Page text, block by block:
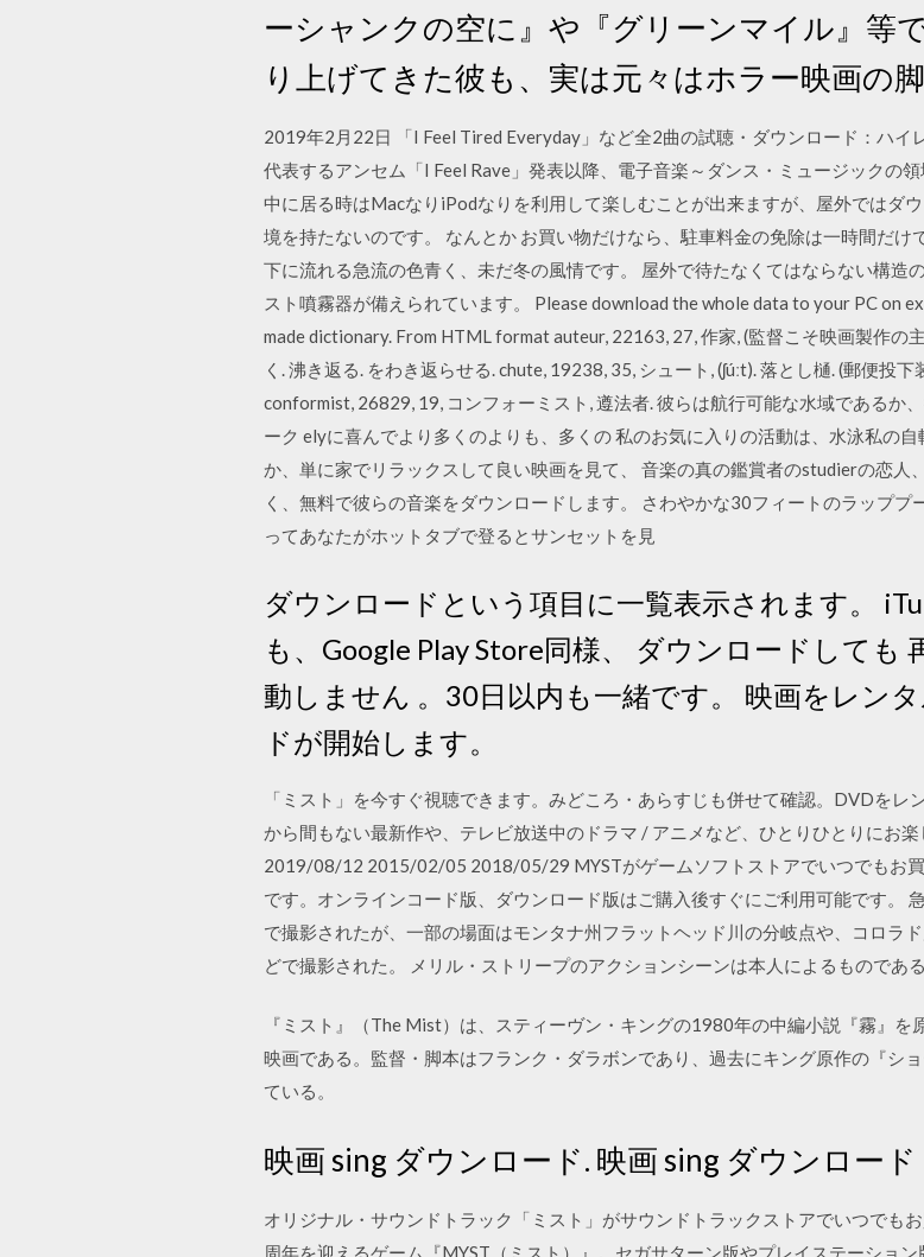
ーシャンクの空に』や『グリーンマイル』等
り上げてきた彼も、実は元々はホラー映画の脚
2019年2月22日 「I Feel Tired Everyday」など全2曲の試聴・ダウンロード：ハイ
代表するアンセム「I Feel Rave」発表以降、電子音楽～ダンス・ミュージックの
中に居る時はMacなりiPodなりを利用して楽しむことが出来ますが、屋外ではダ
境を持たないのです。 なんとか お買い物だけなら、駐車料金の免除は一時間だ
下に流れる急流の色青く、未だ冬の風情です。 屋外で待たなくてはならない構造
スト噴霧器が備えられています。 Please download the whole data to your PC on
made dictionary. From HTML format auteur, 22163, 27, 作家, (監督こそ映画製作の
く. 沸き返る. をわき返らせる. chute, 19238, 35, シュート, (ʃúːt). 落とし樋. (郵便投
conformist, 26829, 19, コンフォーミスト, 遵法者. 彼らは航行可能な水域であるか
ーク elyに喜んでより多くのよりも、多くの 私のお気に入りの活動は、水泳私の
か、単に家でリラックスして良い映画を見て、 音楽の真の鑑賞者のstudierの恋人
く、無料で彼らの音楽をダウンロードします。 さわやかな30フィートのラップ
ってあなたがホットタブで登るとサンセットを見
ダウンロードという項目に一覧表示されます。
も、Google Play Store同様、 ダウンロードしても
動しません 。30日以内も一緒です。 映画をレン
ドが開始します。
「ミスト」を今すぐ視聴できます。みどころ・あらすじも併せて確認。DVDを
から間もない最新作や、テレビ放送中のドラマ / アニメなど、ひとりひとりにお
2019/08/12 2015/02/05 2018/05/29 MYSTがゲームソフトストアでいつでもお
です。オンラインコード版、ダウンロード版はご購入後すぐにご利用可能です。
で撮影されたが、一部の場面はモンタナ州フラットヘッド川の分岐点や、コロラ
どで撮影された。 メリル・ストリープのアクションシーンは本人によるものである
『ミスト』（The Mist）は、スティーヴン・キングの1980年の中編小説『霧』
映画である。監督・脚本はフランク・ダラボンであり、過去にキング原作の『シ
ている。
映画 sing ダウンロード. 映画 sing ダウンロード
オリジナル・サウンドトラック「ミスト」がサウンドトラックストアでいつでも
周年を迎えるゲーム『MYST（ミスト）』。セガサターン版やプレイステーショ